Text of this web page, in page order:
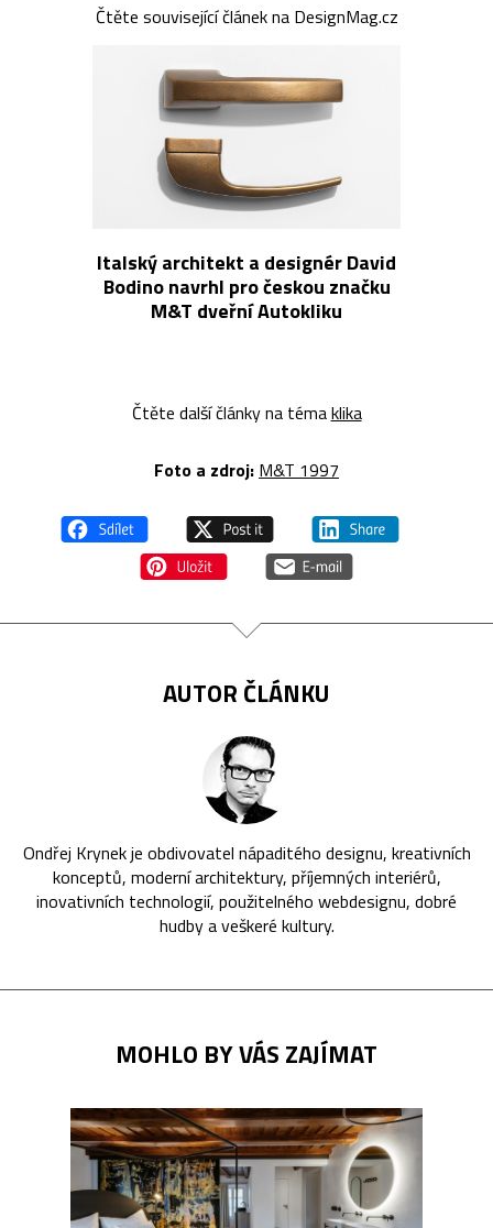
Čtěte související článek na DesignMag.cz
Italský architekt a designér David
Bodino navrhl pro českou značku
M&T dveřní Autokliku
Čtěte další články na témaklika
Foto a zdroj: M&T 1997
AUTOR ČLÁNKU
Ondřej Krynek je obdivovatel nápaditého designu, kreativních
konceptů, moderní architektury, příjemných interiérů,
inovativních technologií, použitelného webdesignu, dobré
hudby a veškeré kultury.
MOHLO BY VÁS ZAJÍMAT